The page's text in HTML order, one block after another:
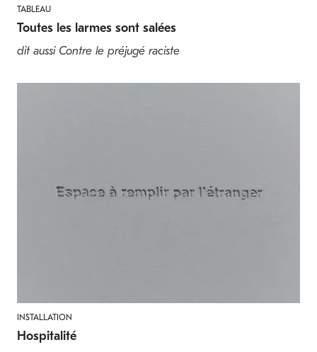
TABLEAU
Toutes les larmes sont salées
dit aussi Contre le préjugé raciste
INSTALLATION
Hospitalité